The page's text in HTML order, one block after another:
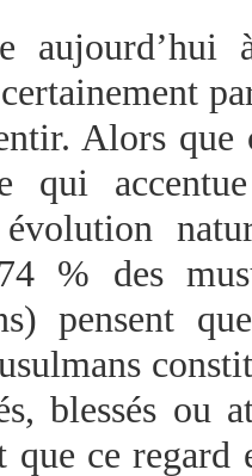
Alors que
qui
% des
pensent
blessés ou
que ce regard